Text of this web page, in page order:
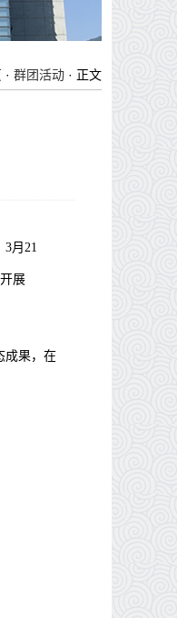
· 群团活动· 正文
3月 21
展
成果，在